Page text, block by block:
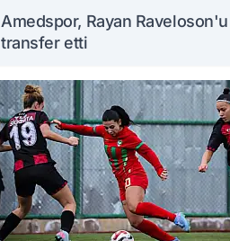
Amedspor, Rayan Raveloson'u
transfer etti